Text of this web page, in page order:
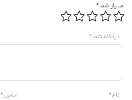
امتیاز شما*
دیدگاه شما*
نام* ایمیل*